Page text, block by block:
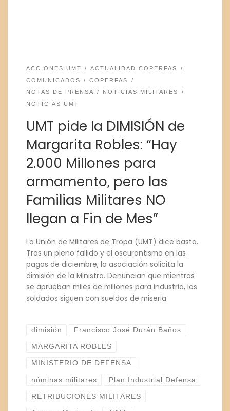
ACCIONES UMT
ACTUALIDAD COPERFAS
COMUNICADOS
COPERFAS
NOTAS DE PRENSA
NOTICIAS MILITARES
NOTICIAS UMT
UMT pide la DIMISIÓN de
Margarita Robles: “Hay
2.000 Millones para
armamento, pero las
Familias Militares NO
llegan a Fin de Mes”
La Unión de Militares de Tropa (UMT) dice basta.
Tras un pleno fallido y el oscurantismo en las
pagas de diciembre, la asociación solicita la
dimisión de la Ministra. Denuncian que mientras
se aprueban miles de millones para industria, los
soldados siguen con sueldos de miseria
dimisión Francisco José Durán Baños
MARGARITA ROBLES
MINISTERIO DE DEFENSA
nóminas militares Plan Industrial Defensa
RETRIBUCIONES MILITARES